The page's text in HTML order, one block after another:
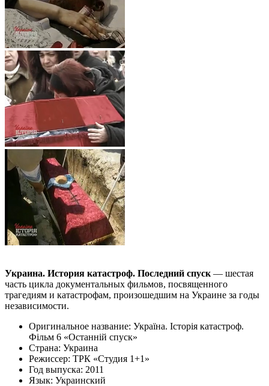
Украина. История катастроф. Последний спуск — шестая
часть цикла документальных фильмов, посвященного
трагедиям и катастрофам, произошедшим на Украине за годы
независимости.
Оригинальное название: Україна. Історія катастроф.
Фільм 6 «Останній спуск»
Страна: Украина
Режиссер: ТРК «Студия 1+1»
Год выпуска: 2011
Язык: Украинский